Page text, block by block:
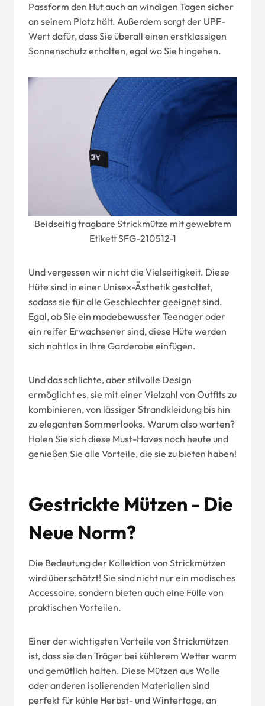
Passform den Hut auch an windigen Tagen sicher
an seinem Platz hält. Außerdem sorgt der UPF-
Wert dafür, dass Sie überall einen erstklassigen
Sonnenschutz erhalten, egal wo Sie hingehen.
Beidseitig tragbare Strickmütze mit gewebtem
Etikett SFG-210512-1
Und vergessen wir nicht die Vielseitigkeit. Diese
Hüte sind in einer Unisex-Ästhetik gestaltet,
sodass sie für alle Geschlechter geeignet sind.
Egal, ob Sie ein modebewusster Teenager oder
ein reifer Erwachsener sind, diese Hüte werden
sich nahtlos in Ihre Garderobe einfügen.
Und das schlichte, aber stilvolle Design
ermöglicht es, sie mit einer Vielzahl von Outfits zu
kombinieren, von lässiger Strandkleidung bis hin
zu eleganten Sommerlooks. Warum also warten?
Holen Sie sich diese Must-Haves noch heute und
genießen Sie alle Vorteile, die sie zu bieten haben!
Gestrickte Mützen - Die
Neue Norm?
Die Bedeutung der Kollektion von Strickmützen
wird überschätzt! Sie sind nicht nur ein modisches
Accessoire, sondern bieten auch eine Fülle von
praktischen Vorteilen.
Einer der wichtigsten Vorteile von Strickmützen
ist, dass sie den Träger bei kühlerem Wetter warm
und gemütlich halten. Diese Mützen aus Wolle
oder anderen isolierenden Materialien sind
perfekt für kühle Herbst- und Wintertage, an